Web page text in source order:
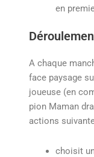
en
A chaque
face paysage
joueuse (en
pion Maman
actions
choisit